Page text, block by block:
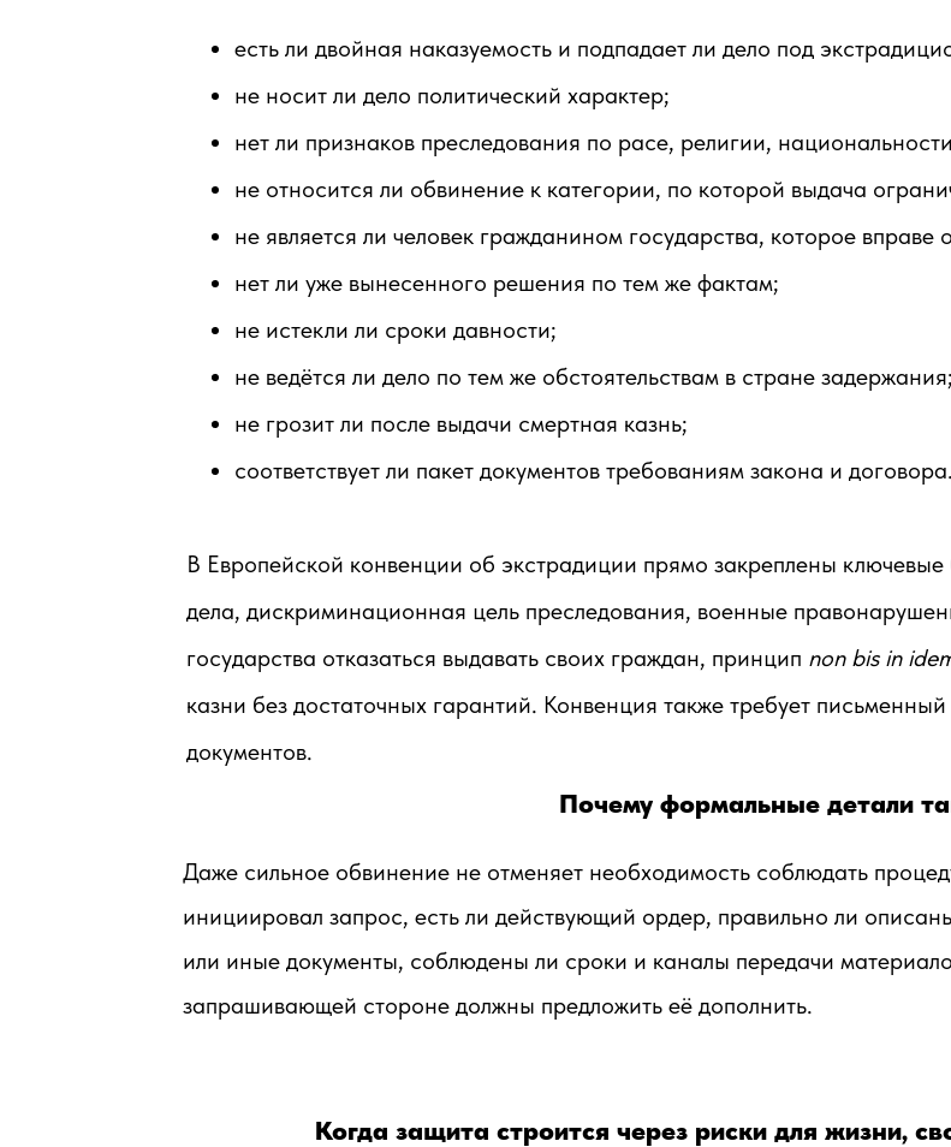
есть ли двойная наказуемость и подпадает ли дело под
не носит ли дело политический характер;
нет ли признаков преследования по расе, религии,
не относится ли обвинение к категории, по которой выдача
не является ли человек гражданином государства, которое вправе
нет ли уже вынесенного решения по тем же фактам;
не истекли ли сроки давности;
не ведётся ли дело по тем же обстоятельствам в стране задержания;
не грозит ли после выдачи смертная казнь;
соответствует ли пакет документов требованиям закона и договора.
В Европейской конвенции об экстрадиции прямо закреплены
дела, дискриминационная цель преследования, военные
государства отказаться выдавать своих граждан, принцип non bis in
казни без достаточных гарантий. Конвенция также требует
документов.
Даже сильное обвинение не отменяет необходимость соблюдать
инициировал запрос, есть ли действующий ордер, правильно ли
или иные документы, соблюдены ли сроки и каналы передачи
запрашивающей стороне должны предложить её дополнить.
Почему формальные детали
Когда защита строится через риски для жизни,